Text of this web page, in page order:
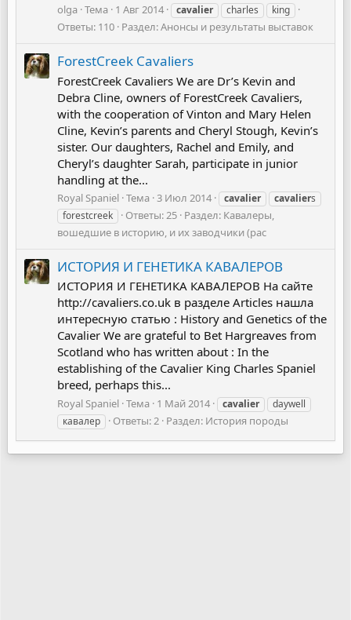
olga Тема 1 Авг 2014 cavalier charles king
Ответы: 110 Раздел:Анонсы и результаты выставок
ForestCreek Cavaliers
ForestCreek Cavaliers We are Dr’s Kevin and
Debra Cline, owners of ForestCreek Cavaliers,
with the cooperation of Vinton and Mary Helen
Cline, Kevin’s parents and Cheryl Stough, Kevin’s
sister. Our daughters, Rachel and Emily, and
Cheryl’s daughter Sarah, participate in junior
handling at the...
Royal Spaniel Тема 3 Июл 2014 cavalier cavaliers
forestcreek
Ответы: 25 Раздел: Кавалеры,
вошедшие в историю, и их заводчики (рас
ИСТОРИЯ И ГЕНЕТИКА КАВАЛЕРОВ
ИСТОРИЯ И ГЕНЕТИКА КАВАЛЕРОВ На сайте
http://cavaliers.co.uk в разделе Articles нашла
интересную статью : History and Genetics of the
Cavalier We are grateful to Bet Hargreaves from
Scotland who has written about : In the
establishing of the Cavalier King Charles Spaniel
breed, perhaps this...
Royal Spaniel Тема 1 Май 2014 cavalier
daywell
кавалер
Ответы: 2 Раздел: История породы